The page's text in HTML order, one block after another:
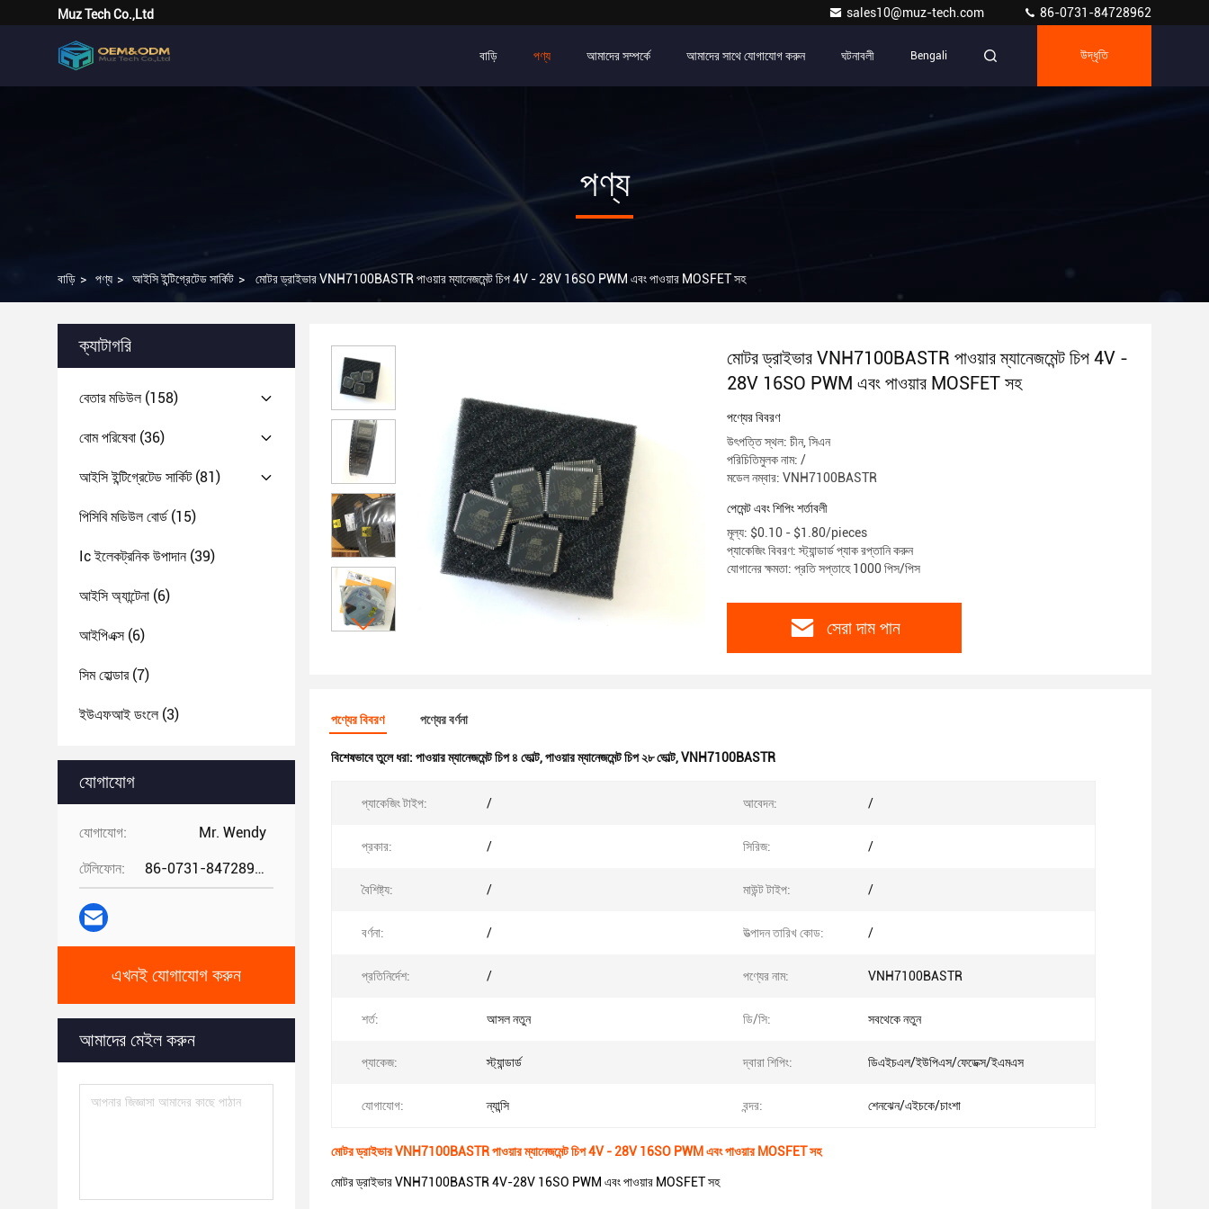
Muz Tech Co.,Ltd sales10@muz-tech.com 86-0731-84728962
বাড়ি পণ্য আমাদের সম্পর্কে আমাদের সাথে যোগাযোগ করুন ঘটনাবলী Bengali উদ্ধৃতি
পণ্য
বাড়ি > পণ্য > আইসি ইন্টিগ্রেটেড সার্কিট > মোটর ড্রাইভার VNH7100BASTR পাওয়ার ম্যানেজমেন্ট চিপ 4V - 28V 16SO PWM এবং পাওয়ার MOSFET সহ
ক্যাটাগরি
বেতার মডিউল(158)
বোম পরিষেবা (36)
আইসি ইন্টিগ্রেটেড সার্কিট(81)
পিসিবি মডিউল বোর্ড(15)
Ic ইলেকট্রনিক উপাদান(39)
আইসি অ্যান্টেনা (6)
আইপিএক্স(6)
সিম হোল্ডার(7)
ইউএফআই ডংলে(3)
যোগাযোগ
যোগাযোগ: Mr. Wendy
টেলিফোন: 86-0731-84728962
এখনই যোগাযোগ করুন
আমাদের মেইল ​​করুন
মোটর ড্রাইভার VNH7100BASTR পাওয়ার ম্যানেজমেন্ট চিপ 4V -
28V 16SO PWM এবং পাওয়ার MOSFET সহ
পণ্যের বিবরণ
উৎপত্তি স্থল: চীন, সিএন
পরিচিতিমুলক নাম: /
মডেল নম্বার: VNH7100BASTR
পেমেন্ট এবং শিপিং শর্তাবলী
মূল্য: $0.10 - $1.80/pieces
প্যাকেজিং বিবরণ: স্ট্যান্ডার্ড প্যাক রপ্তানি করুন
যোগানের ক্ষমতা: প্রতি সপ্তাহে 1000 পিস/পিস
সেরা দাম পান
পণ্যের বিবরণ পণ্যের বর্ণনা
বিশেষভাবে তুলে ধরা: পাওয়ার ম্যানেজমেন্ট চিপ ৪ ভোল্ট,পাওয়ার ম্যানেজমেন্ট চিপ ২৮ ভোল্ট,VNH7100BASTR
প্যাকেজিং টাইপ: / আবেদন: /
প্রকার: / সিরিজ: /
বৈশিষ্ট্য: / মাউন্ট টাইপ: /
বর্ণনা: / উত্পাদন তারিখ কোড: /
প্রতিনির্দেশ: / পণ্যের নাম: VNH7100BASTR
শর্ত: আসল নতুন ডি/সি: সবথেকে নতুন
প্যাকেজ: স্ট্যান্ডার্ড দ্বারা শিপিং: ডিএইচএল/ইউপিএস/ফেডেক্স/ইএমএস
যোগাযোগ: ন্যান্সি বন্দর: শেনঝেন/এইচকে/চাংশা
মোটর ড্রাইভার VNH7100BASTR পাওয়ার ম্যানেজমেন্ট চিপ 4V - 28V 16SO PWM এবং পাওয়ার MOSFET সহ
মোটর ড্রাইভার VNH7100BASTR 4V-28V 16SO PWM এবং পাওয়ার MOSFET সহ